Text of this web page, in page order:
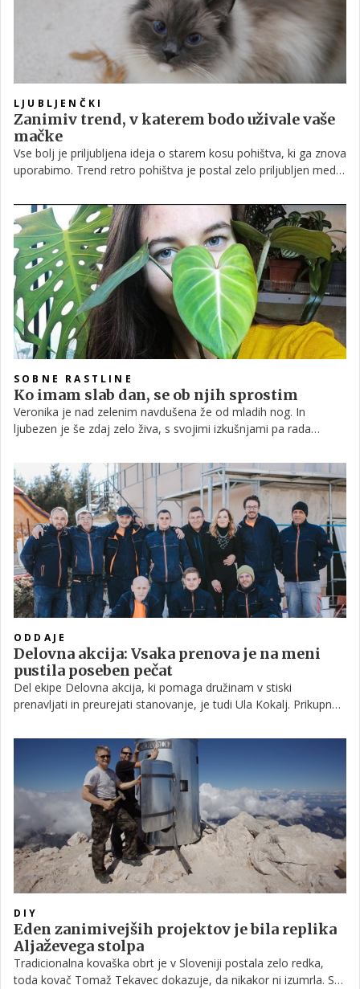
je uspelo, pa presodite sami.
LJUBLJENČKI
Zanimiv trend, v katerem bodo uživale vaše
mačke
Vse bolj je priljubljena ideja o starem kosu pohištva, ki ga znova
uporabimo. Trend retro pohištva je postal zelo priljubljen med
svoje ljubljenčke. Poglejte, kakšen domek so našli njihovi mačji
prijatelji.
SOBNE RASTLINE
Ko imam slab dan, se ob njih sprostim
Veronika je nad zelenim navdušena že od mladih nog. In
ljubezen je še zdaj zelo živa, s svojimi izkušnjami pa rada
ODDAJE
Delovna akcija: Vsaka prenova je na meni
pustila poseben pečat
Del ekipe Delovna akcija, ki pomaga družinam v stiski
prenavljati in preurejati stanovanje, je tudi Ula Kokalj. Prikupno
oziroma obnovljenega domovanja. Tako sva še pred začetkom
nove sezone Delovne akcije poklepetali o njenem delu.
DIY
Eden zanimivejših projektov je bila replika
Aljaževega stolpa
Tradicionalna kovaška obrt je v Sloveniji postala zelo redka,
toda kovač Tomaž Tekavec dokazuje, da nikakor ni izumrla. S